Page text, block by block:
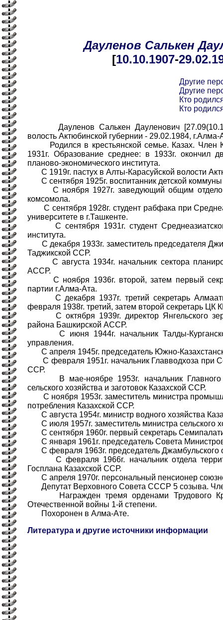
Дауленов Салькен
[10.10.1907-29.02
Другие
Другие
Кто
Кто
Дауленов Салькен Дауленович
волость Актюбинской губернии - 29.02.1984, г.Алма-
Родился в крестьянской семье. Казах. Член
1931г. Образование среднее: в 1933г. окончил
планово-экономического института.
С 1919г. пастух в Алты-Карасуйской волости
С сентября 1925г. воспитанник детской коммуны
С ноября 1927г. заведующий общим отделом
комсомола.
С сентября 1928г. студент рабфака при
университете в г.Ташкенте.
С сентября 1931г. студент
института.
С декабря 1933г. заместитель председателя
Таджикской ССР.
С августа 1934г. начальник сектора
АССР.
С ноября 1936г. второй, затем первый
партии г.Алма-Ата.
С декабря 1937г. третий секретарь
февраля 1938г. третий, затем второй секретарь ЦК
С октября 1939г. директор Янгельского
района Башкирской АССР.
С июня 1944г. начальник Талды-
управления.
С апреля 1945г. председатель Южно-
С февраля 1951г. начальник Главводхоза при
ССР.
В мае-ноябре 1953г. начальник Главного
сельского хозяйства и заготовок Казахской ССР.
С ноября 1953г. заместитель министра
потребления Казахской ССР.
С августа 1954г. министр водного хозяйства
С июля 1957г. заместитель министра сельского
С сентября 1960г. первый секретарь
С января 1961г. председатель Совета
С февраля 1963г. председатель Джамбульского
С февраля 1966г. начальник отдела
Госплана Казахской ССР.
С апреля 1970г. персональный пенсионер
Депутат Верховного Совета СССР 5 созыва.
Награжден тремя орденами Трудового
Отечественной войны 1-й степени.
Похоронен в Алма-Ате.
Литература и другие источники информации